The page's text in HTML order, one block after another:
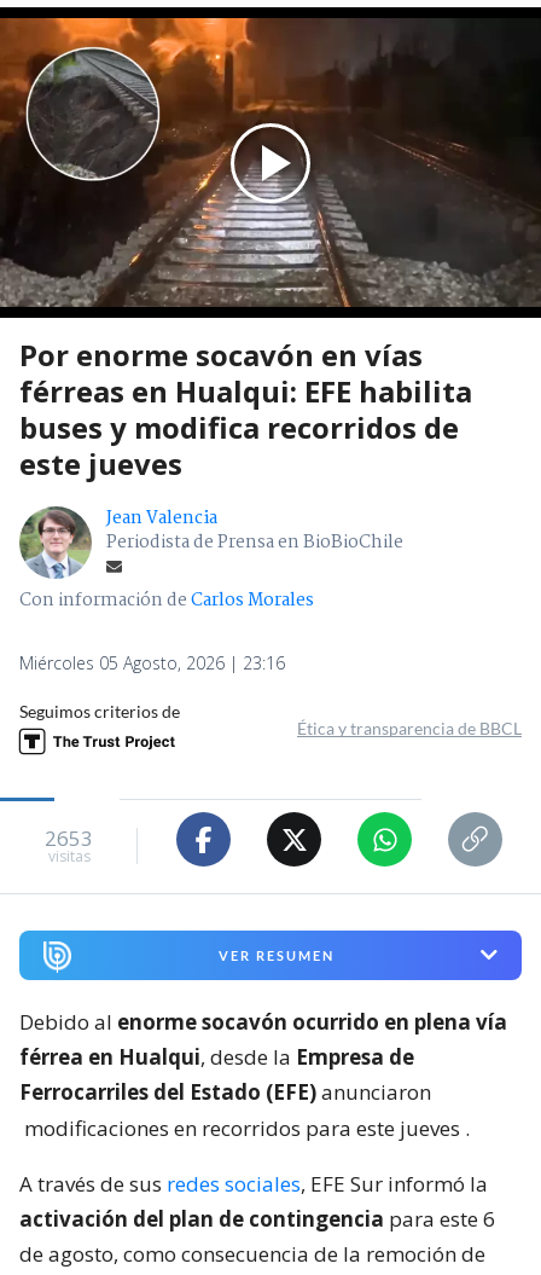
Por enorme socavón en vías
férreas en Hualqui: EFE habilita
buses y modifica recorridos de
este jueves
Jean Valencia
Periodista de Prensa en BioBioChile
Con información deCarlos Morales
Miércoles 05 Agosto, 2026 | 23:16
Seguimos criterios de
Ética y transparencia de BBCL
2653
visitas
VER RESUMEN
Debido al enorme socavón ocurrido en plena vía
férrea en Hualqui, desde la Empresa de
Ferrocarriles del Estado (EFE)anunciaron
modificaciones en recorridos para este jueves .
A través de sus redes sociales, EFE Sur informó la
activación del plan de contingencia para este 6
de agosto, como consecuencia de la remoción de